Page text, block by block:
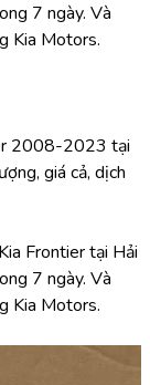
7 ngày. Và
Kia Motors.
2008-2023 tại
giá cả, dịch
Frontier tại Hải
7 ngày. Và
Kia Motors.